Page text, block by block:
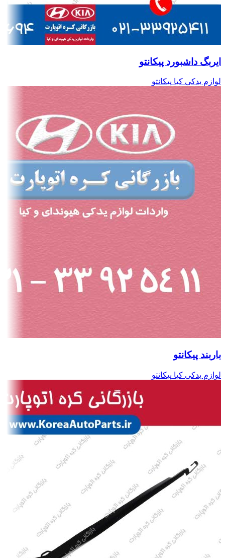
ایربگ داشبورد پیکانتو
لوازم یدکی کیا پیکانتو
باربند پیکانتو
لوازم یدکی کیا پیکانتو